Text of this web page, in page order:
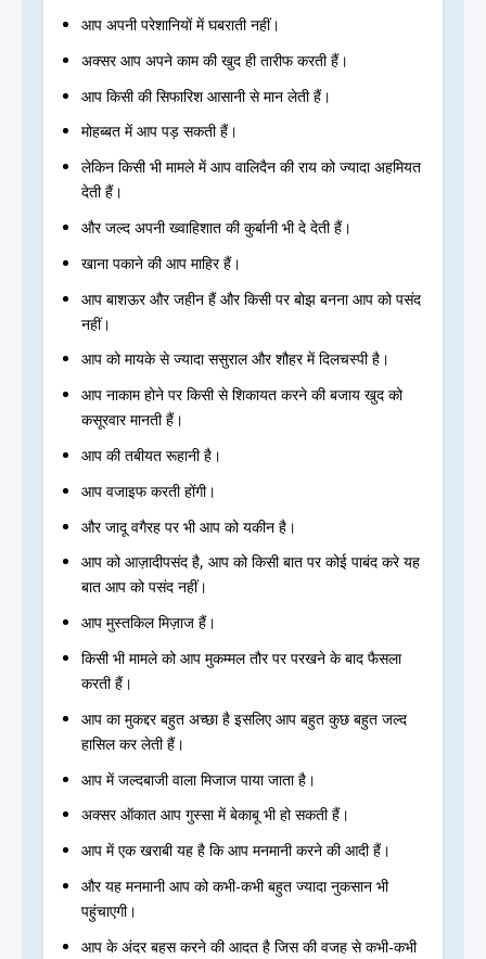
आप अपनी परेशानियों में घबराती नहीं।
अक्सर आप अपने काम की खुद ही तारीफ करती हैं।
आप किसी की सिफारिश आसानी से मान लेती हैं।
मोहब्बत में आप पड़ सकती हैं।
लेकिन किसी भी मामले में आप वालिदैन की राय को ज्यादा अहमियत
देती हैं।
और जल्द अपनी ख्वाहिशात की कुर्बानी भी दे देती हैं।
खाना पकाने की आप माहिर हैं।
आप बाशऊर और जहीन हैं और किसी पर बोझ बनना आप को पसंद
नहीं।
आप को मायके से ज्यादा ससुराल और शौहर में दिलचस्पी है।
आप नाकाम होने पर किसी से शिकायत करने की बजाय खुद को
कसूरवार मानती हैं।
आप की तबीयत रूहानी है।
आप वजाइफ करती होंगी।
और जादू वगैरह पर भी आप को यकीन है।
आप को आज़ादीपसंद है, आप को किसी बात पर कोई पाबंद करे यह
बात आप को पसंद नहीं।
आप मुस्तकिल मिज़ाज हैं।
किसी भी मामले को आप मुकम्मल तौर पर परखने के बाद फैसला
करती हैं।
आप का मुकद्दर बहुत अच्छा है इसलिए आप बहुत कुछ बहुत जल्द
हासिल कर लेती हैं।
आप में जल्दबाजी वाला मिजाज पाया जाता है।
अक्सर ऑकात आप गुस्सा में बेकाबू भी हो सकती हैं।
आप में एक खराबी यह है कि आप मनमानी करने की आदी हैं।
और यह मनमानी आप को कभी-कभी बहुत ज्यादा नुकसान भी
पहुंचाएगी।
आप के अंदर बहस करने की आदत है जिस की वजह से कभी-कभी